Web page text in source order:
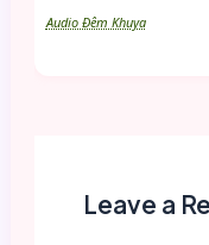
Audio Đêm Khuya
Leave a